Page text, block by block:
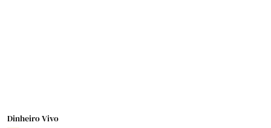
Dinheiro Vivo